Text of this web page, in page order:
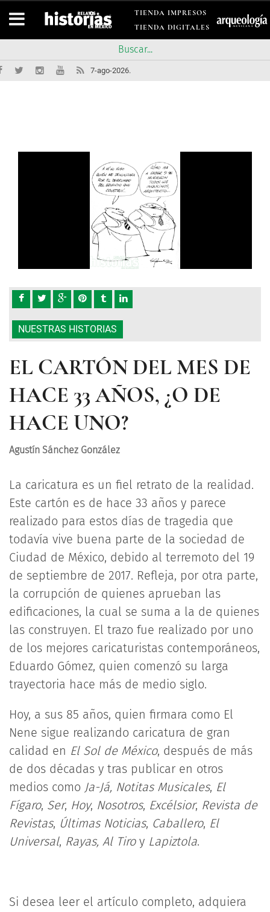
TIENDA IMPRESOS
TIENDA DIGITALES
7-ago-2026.
NUESTRAS HISTORIAS
EL CARTÓN DEL MES DE
HACE 33 AÑOS, ¿O DE
HACE UNO?
Agustín Sánchez González
La caricatura es un fiel retrato de la realidad.
Este cartón es de hace 33 años y parece
realizado para estos días de tragedia que
todavía vive buena parte de la sociedad de
Ciudad de México, debido al terremoto del 19
de septiembre de 2017. Refleja, por otra parte,
la corrupción de quienes aprueban las
edificaciones, la cual se suma a la de quienes
las construyen. El trazo fue realizado por uno
de los mejores caricaturistas contemporáneos,
Eduardo Gómez, quien comenzó su larga
trayectoria hace más de medio siglo.
Hoy, a sus 85 años, quien firmara como El
Nene sigue realizando caricatura de gran
calidad en El Sol de México, después de más
de dos décadas y tras publicar en otros
medios como Ja-Já, Notitas Musicales, El
Fígaro, Ser, Hoy, Nosotros, Excélsior, Revista de
Revistas, Últimas Noticias, Caballero, El
Universal, Rayas, Al Tiroy Lapiztola.
Si desea leer el artículo completo, adquiera